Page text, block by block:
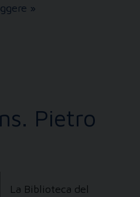
Fondi
»
Pietro
La Biblioteca del